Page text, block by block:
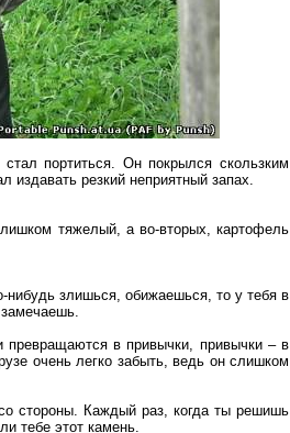
портиться. Он покрылся скользким
издавать резкий неприятный запах.
тяжелый, а во-вторых, картофель
нибудь злишься, обижаешься, то у тебя в
превращаются в привычки, привычки – в
очень легко забыть, ведь он слишком
стороны. Каждый раз, когда ты решишь
тебе этот камень.